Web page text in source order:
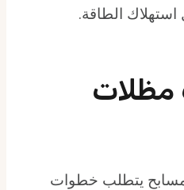
الطاقة.
مظلات
يتطلب خطوات